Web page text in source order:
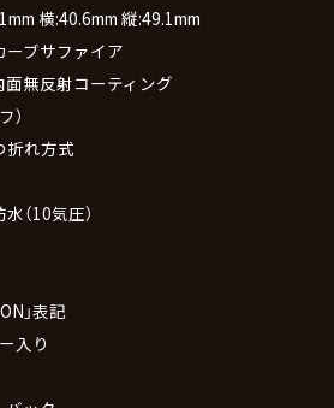
横:40.6mm 縦:49.1mm
ーブサファイア
面無反射コーティング
）
折れ方式
（10気圧）
」表記
入り